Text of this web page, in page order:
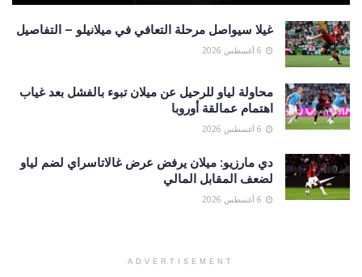
غيلا سيواصل مرحلة التعافي في ميلانيلو – التفاصيل
محاولة لياو للرحيل عن ميلان تبوء بالفشل بعد غياب
اهتمام عمالقة أوروبا
دي مارزيو: ميلان يرفض عرض غالاتاسراي لضم لياو
لضعف المقابل المالي
ADVERTISEMENT